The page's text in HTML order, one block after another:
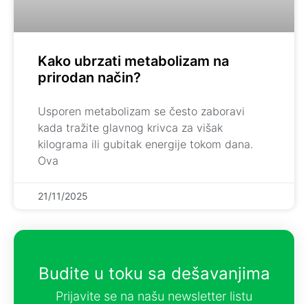
Kako ubrzati metabolizam na
prirodan način?
Usporen metabolizam se često zaboravi
kada tražite glavnog krivca za višak
kilograma ili gubitak energije tokom dana.
Ova
21/11/2025
Budite u toku sa dešavanjima
Prijavite se na našu newsletter listu